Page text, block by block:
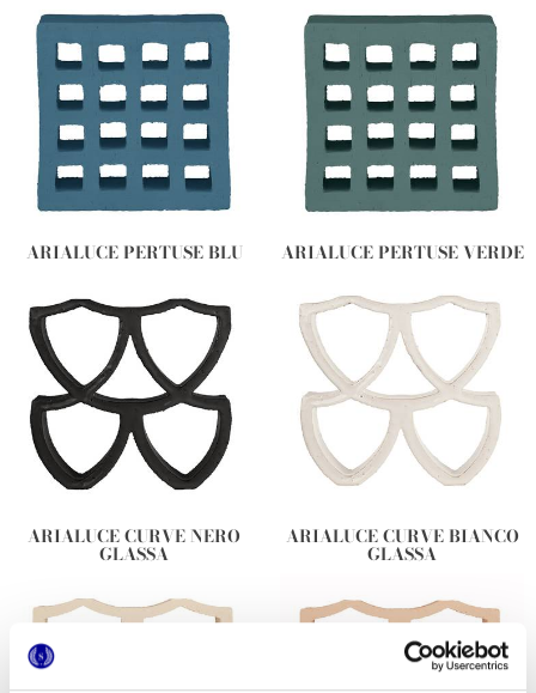
ARIALUCE PERTUSE BLU ARIALUCE PERTUSE VERDE
ARIALUCE CURVE NERO
GLASSA
ARIALUCE CURVE BIANCO
GLASSA